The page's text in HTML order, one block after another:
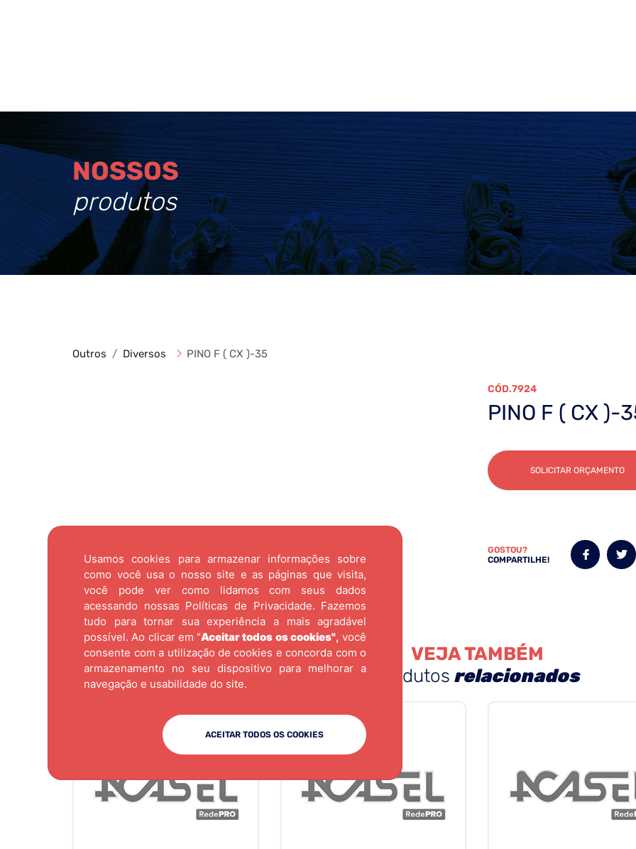
Usamos cookies para armazenar informações sobre
como você usa o nosso site e as páginas que visita,
você pode ver como lidamos com seus dados
acessando nossas Políticas de Privacidade. Fazemos
tudo para tornar sua experiência a mais agradável
possível. Ao clicar em "Aceitar todos os cookies", você
consente com a utilização de cookies e concorda com o
armazenamento no seu dispositivo para melhorar a
navegação e usabilidade do site.
ACEITAR TODOS OS COOKIES
NOSSOS
produtos
Outros Diversos PINO F ( CX )-35
7924
PINO F ( CX )-
SOLICITAR ORÇAMENTO
GOSTOU?
COMPARTILHE!
VEJA TAMBÉM
produtos relacionados